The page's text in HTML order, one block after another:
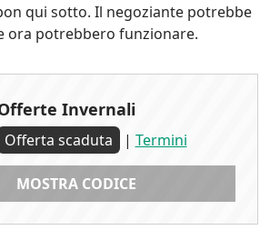
qui sotto. Il negoziante potrebbe
ora potrebbero funzionare.
Invernali
Offerta scaduta | Termini
MOSTRA CODICE